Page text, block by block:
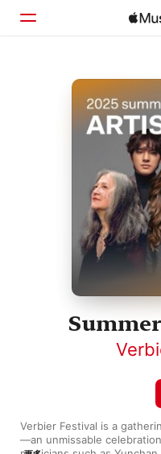
首頁
Verbier Festival is a
—an unmissable